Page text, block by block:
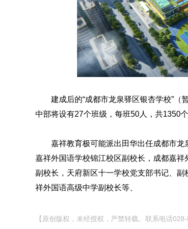
建成后的“成都市龙泉驿区银杏学校”
中部将设有27个班级，每班50人，共1350
嘉祥教育极可能派出田华出任成都市
嘉祥外国语学校锦江校区副校长，成都嘉祥
副校长，天府新区十一学校党支部书记、
祥外国语高级中学副校长等、
【原创版权，未经授权，严禁转载。联系电话028-